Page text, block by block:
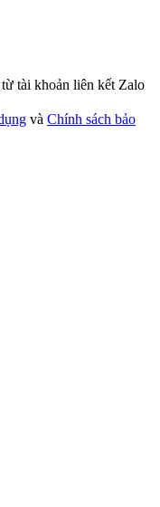
tài khoản liên kết Zalo
và Chính sách bảo